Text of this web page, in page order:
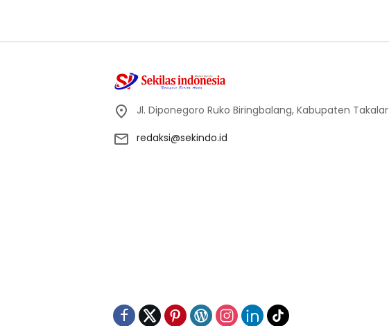
Jl. Diponegoro Ruko Biringbalang, Kabupaten Takalar
redaksi@sekindo.id